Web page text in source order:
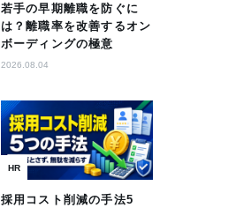
若手の早期離職を防ぐに
は？離職率を改善するオン
ボーディングの極意
2026.08.04
HR
採用コスト削減の手法5